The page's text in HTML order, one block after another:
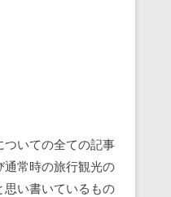
いての全ての記事
通常時の旅行観光の
思い書いているもの